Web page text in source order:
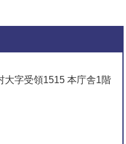
大字受領1515 本庁舎1階